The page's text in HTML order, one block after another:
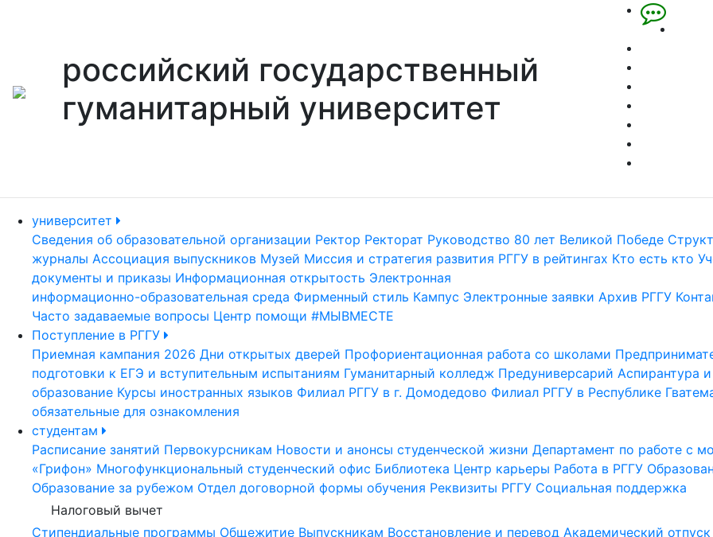
российский государственный
гуманитарный университет
университет
Сведения об образовательной организации Ректор Ректорат Руководство 80 лет Великой Победе
журналы Ассоциация выпускников Музей Миссия и стратегия развития РГГУ в рейтингах Кто есть кто
документы и приказы Информационная открытость Электронная
информационно-образовательная среда Фирменный стиль Кампус Электронные заявки Архив РГГУ
Часто задаваемые вопросы Центр помощи #МЫВМЕСТЕ
Поступление в РГГУ
Приемная кампания 2026 Дни открытых дверей Профориентационная работа со школами
подготовки к ЕГЭ и вступительным испытаниям Гуманитарный колледж Предуниверсарий Аспирантура
образование Курсы иностранных языков Филиал РГГУ в г. Домодедово Филиал РГГУ в Республике
обязательные для ознакомления
студентам
Расписание занятий Первокурсникам Новости и анонсы студенческой жизни Департамент по работе с
«Грифон» Многофункциональный студенческий офис Библиотека Центр карьеры Работа в РГГУ
Образование за рубежом Отдел договорной формы обучения Реквизиты РГГУ Социальная поддержка
Налоговый вычет
Стипендиальные программы Общежитие Выпускникам Восстановление и перевод Академический отпуск